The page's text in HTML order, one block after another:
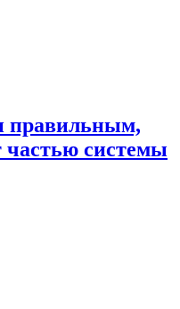
правильным,
частью системы